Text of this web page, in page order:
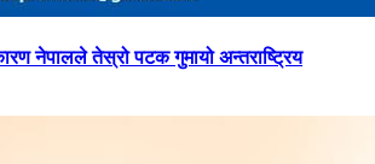
नेपालले तेस्रो पटक गुमायो अन्तराष्ट्रिय